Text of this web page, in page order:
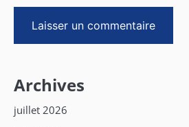
Archives
juillet 2026